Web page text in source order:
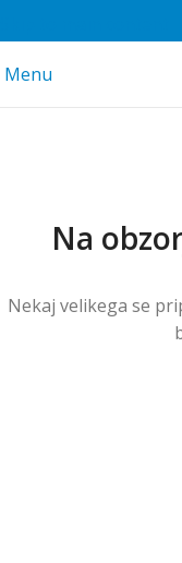
Menu
Na
Nekaj ​​velikega se